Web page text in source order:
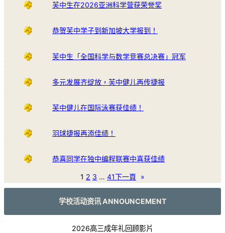
芙中生在2026亚洲科学营获荣誉奖
恭贺芙中学子到新加坡大学报到！
芙中生「全国科学与数学竞赛总决赛」冠军
多元发展齐绽放，芙中健儿再传捷报
芙中健儿在国际泳赛获佳绩！
羽球捷报再添佳绩！
恭喜同学在独中编程联赛中喜获佳绩
1 2 3 … 41下一頁 »
学校活动资讯 ANNOUNCEMENT
2026高三成年礼回顾影片